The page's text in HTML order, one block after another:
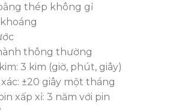
thép không gỉ
thông thường
3 kim (giờ, phút, giây)
±20 giây một tháng
xấp xỉ: 3 năm với pin